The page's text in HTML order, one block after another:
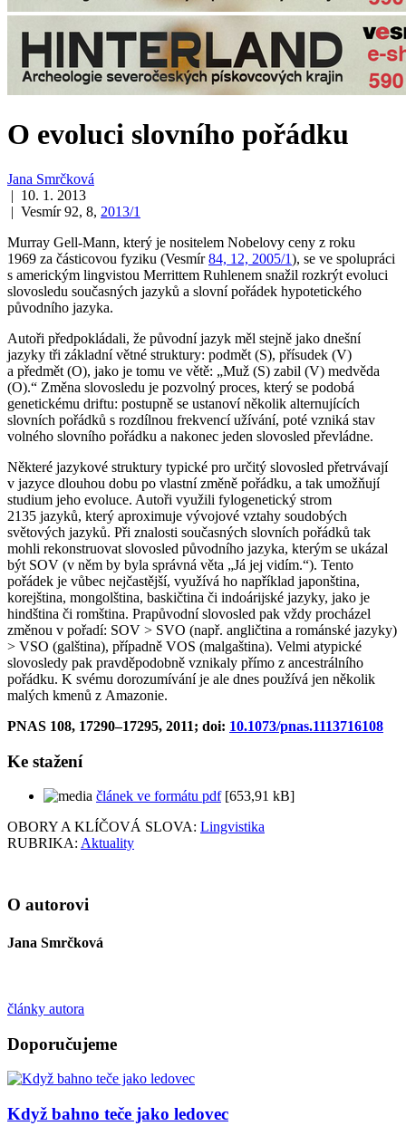
O evoluci slovního pořádku
Jana Smrčková
| 10. 1. 2013
| Vesmír 92, 8, 2013/1
Murray Gell-Mann, který je nositelem Nobelovy ceny z roku
1969 za částicovou fyziku (Vesmír84, 12, 2005/1), se ve spolupráci
s americkým lingvistou Merrittem Ruhlenem snažil rozkrýt evoluci
slovosledu současných jazyků a slovní pořádek hypotetického
původního jazyka.
Autoři předpokládali, že původní jazyk měl stejně jako dnešní
jazyky tři základní větné struktury: podmět (S), přísudek (V)
a předmět (O), jako je tomu ve větě: „Muž (S) zabil (V) medvěda
(O).“ Změna slovosledu je pozvolný proces, který se podobá
genetickému driftu: postupně se ustanoví několik alternujících
slovních pořádků s rozdílnou frekvencí užívání, poté vzniká stav
volného slovního pořádku a nakonec jeden slovosled převládne.
Některé jazykové struktury typické pro určitý slovosled přetrvávají
v jazyce dlouhou dobu po vlastní změně pořádku, a tak umožňují
studium jeho evoluce. Autoři využili fylogenetický strom
2135 jazyků, který aproximuje vývojové vztahy soudobých
světových jazyků. Při znalosti současných slovních pořádků tak
mohli rekonstruovat slovosled původního jazyka, kterým se ukázal
být SOV (v něm by byla správná věta „Já jej vidím.“). Tento
pořádek je vůbec nejčastější, využívá ho například japonština,
korejština, mongolština, baskičtina či indoárijské jazyky, jako je
hindština či romština. Prapůvodní slovosled pak vždy procházel
změnou v pořadí: SOV > SVO (např. angličtina a románské jazyky)
> VSO (galština), případně VOS (malgaština). Velmi atypické
slovosledy pak pravděpodobně vznikaly přímo z ancestrálního
pořádku. K svému dorozumívání je ale dnes používá jen několik
malých kmenů z Amazonie.
PNAS 108, 17290–17295, 2011; doi: 10.1073/pnas.1113716108
Ke stažení
článek ve formátu pdf[653,91 kB]
OBORY A KLÍČOVÁ SLOVA: Lingvistika
RUBRIKA: Aktuality
O autorovi
Jana Smrčková
články autora
Doporučujeme
Když bahno teče jako ledovec